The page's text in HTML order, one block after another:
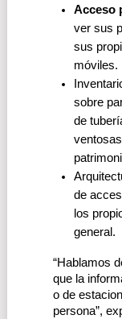
Acceso
ver sus
sus
móviles.
sobre
de
de
los
general.
“Hablamos
que la
o de
persona”,